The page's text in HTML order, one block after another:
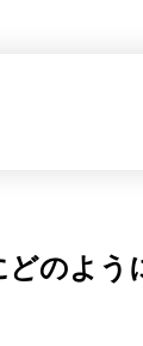
のよう